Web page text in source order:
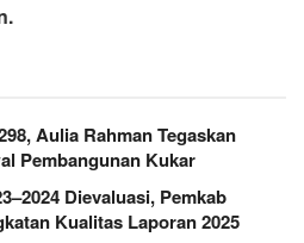
Aulia Rahman Tegaskan
Pembangunan Kukar
Dievaluasi, Pemkab
Kualitas Laporan 2025